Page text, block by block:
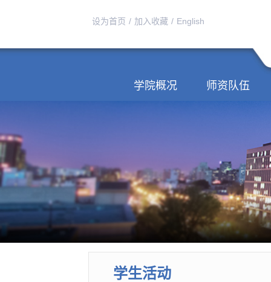
设为首页 / 加入收藏 / English
学院概况 师资队伍
学生活动